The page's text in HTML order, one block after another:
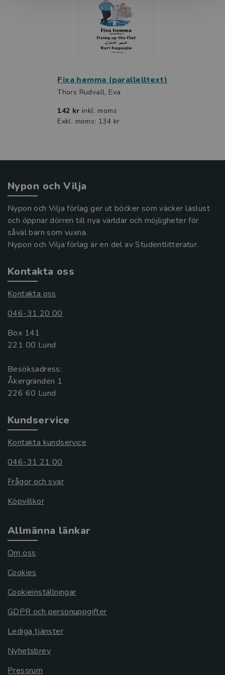
Fixa hemma (parallelltext)
Thors Rudvall, Eva
142 kr inkl. moms
Exkl. moms: 134 kr
Nypon och Vilja
Nypon och Vilja förlag ger ut böcker som väcker läslust
och öppnar dörren till nya världar och möjligheter för
såväl barn som vuxna.
Nypon och Vilja förlag är en del av Studentlitteratur.
Kontakta oss
Kontakta oss
046-31 20 00
Box 141
221 00 Lund
Besöksadress:
Åkergränden 1
Kundservice
Kontakta kundservice
046-31 21 00
Frågor och svar
Köpvillkor
Allmänna länkar
Om oss
Cookies
Cookieinställningar
GDPR och personuppgifter
Lediga tjänster
Nyhetsbrev
Pressrum